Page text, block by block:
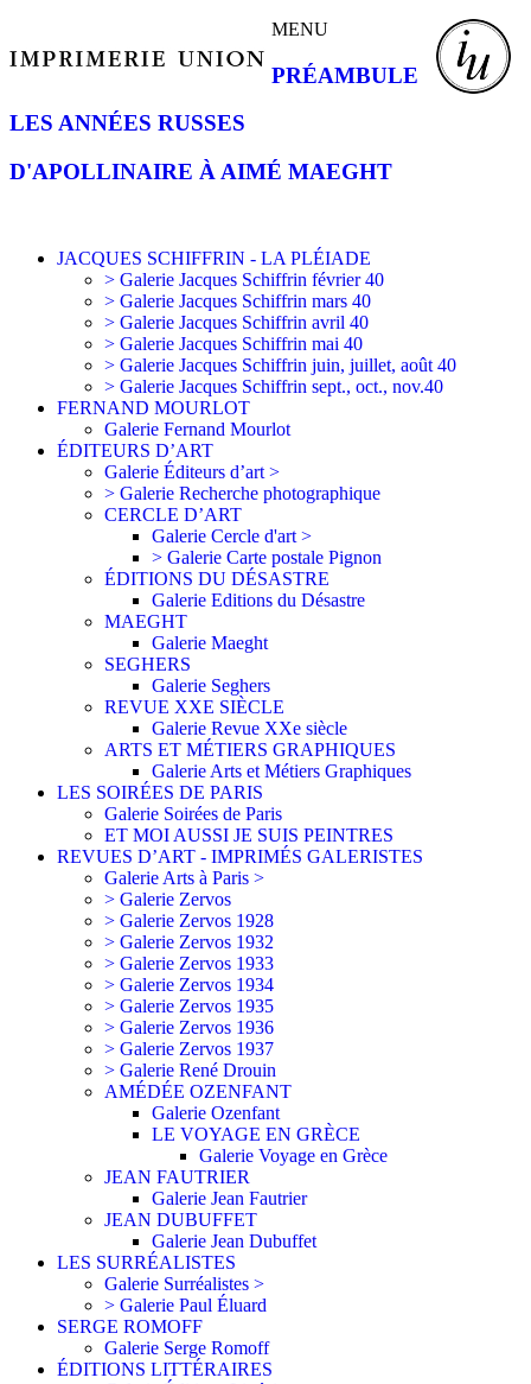
MENU
PRÉAMBULE
LES ANNÉES RUSSES
D'APOLLINAIRE À AIMÉ MAEGHT
JACQUES SCHIFFRIN - LA PLÉIADE
> Galerie Jacques Schiffrin février 40
> Galerie Jacques Schiffrin mars 40
> Galerie Jacques Schiffrin avril 40
> Galerie Jacques Schiffrin mai 40
> Galerie Jacques Schiffrin juin, juillet, août 40
> Galerie Jacques Schiffrin sept., oct., nov.40
FERNAND MOURLOT
Galerie Fernand Mourlot
ÉDITEURS D’ART
Galerie Éditeurs d’art >
> Galerie Recherche photographique
CERCLE D’ART
Galerie Cercle d'art >
> Galerie Carte postale Pignon
ÉDITIONS DU DÉSASTRE
Galerie Editions du Désastre
MAEGHT
Galerie Maeght
SEGHERS
Galerie Seghers
REVUE XXE SIÈCLE
Galerie Revue XXe siècle
ARTS ET MÉTIERS GRAPHIQUES
Galerie Arts et Métiers Graphiques
LES SOIRÉES DE PARIS
Galerie Soirées de Paris
ET MOI AUSSI JE SUIS PEINTRES
REVUES D’ART - IMPRIMÉS GALERISTES
Galerie Arts à Paris >
> Galerie Zervos
> Galerie Zervos 1928
> Galerie Zervos 1932
> Galerie Zervos 1933
> Galerie Zervos 1934
> Galerie Zervos 1935
> Galerie Zervos 1936
> Galerie Zervos 1937
> Galerie René Drouin
AMÉDÉE OZENFANT
Galerie Ozenfant
LE VOYAGE EN GRÈCE
Galerie Voyage en Grèce
JEAN FAUTRIER
Galerie Jean Fautrier
JEAN DUBUFFET
Galerie Jean Dubuffet
LES SURRÉALISTES
Galerie Surréalistes >
> Galerie Paul Éluard
SERGE ROMOFF
Galerie Serge Romoff
ÉDITIONS LITTÉRAIRES